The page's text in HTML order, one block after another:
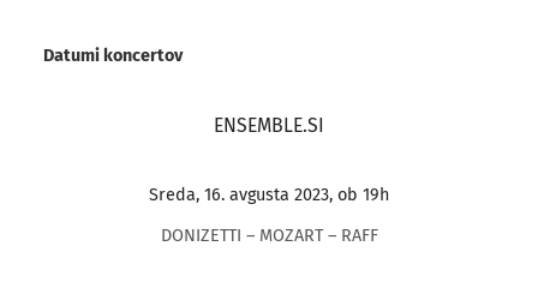
Datumi koncertov
ENSEMBLE.SI
Sreda, 16. avgusta 2023, ob 19h
DONIZETTI – MOZART – RAFF